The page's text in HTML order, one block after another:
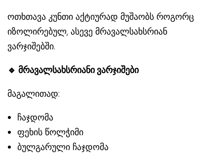
ოთხთავა კუნთი აქტიურად მუშაობს როგორც
იზოლირებულ, ასევე მრავალსახსრიან
ვარჯიშებში.
🔹 მრავალსახსრიანი ვარჯიშები
მაგალითად:
ჩაჯდომა
ფეხის წოლჭიმი
ბულგარული ჩაჯდომა